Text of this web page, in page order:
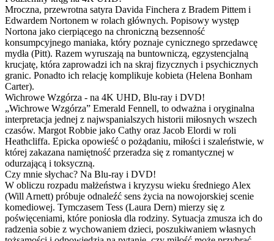
Mroczna, przewrotna satyra Davida Finchera z Bradem Pittem i
Edwardem Nortonem w rolach głównych. Popisowy występ
Nortona jako cierpiącego na chroniczną bezsenność
konsumpcyjnego maniaka, który poznaje cynicznego sprzedawcę
mydła (Pitt). Razem wyruszają na buntowniczą, egzystencjalną
krucjatę, która zaprowadzi ich na skraj fizycznych i psychicznych
granic. Ponadto ich relację komplikuje kobieta (Helena Bonham
Carter).
Wichrowe Wzgórza - na 4K UHD, Blu-ray i DVD!
„Wichrowe Wzgórza” Emerald Fennell, to odważna i oryginalna
interpretacja jednej z najwspanialszych historii miłosnych wszech
czasów. Margot Robbie jako Cathy oraz Jacob Elordi w roli
Heathcliffa. Epicka opowieść o pożądaniu, miłości i szaleństwie, w
której zakazana namiętność przeradza się z romantycznej w
odurzającą i toksyczną.
Czy mnie słychac? Na Blu-ray i DVD!
W obliczu rozpadu małżeństwa i kryzysu wieku średniego Alex
(Will Arnett) próbuje odnaleźć sens życia na nowojorskiej scenie
komediowej. Tymczasem Tess (Laura Dern) mierzy się z
poświęceniami, które poniosła dla rodziny. Sytuacja zmusza ich do
radzenia sobie z wychowaniem dzieci, poszukiwaniem własnych